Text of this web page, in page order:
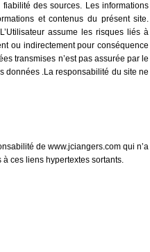
des sources. Les informations
et contenus du présent site.
assume les risques liés à
ou indirectement pour conséquence
transmises n’est pas assurée par le
données .La responsabilité du site ne
de www.jciangers.com qui n’a
ces liens hypertextes sortants.